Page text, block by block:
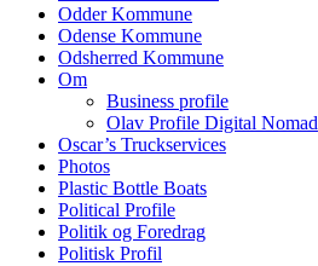
Odder Kommune
Odense Kommune
Odsherred Kommune
Om
Business profile
Olav Profile Digital Nomad
Oscar’s Truckservices
Photos
Plastic Bottle Boats
Political Profile
Politik og Foredrag
Politisk Profil